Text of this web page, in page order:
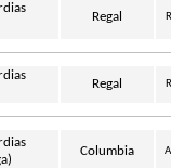
Regal
Regal
Columbia